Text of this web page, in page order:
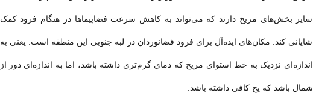
سایر بخش‌های مریخ دارند که می‌تواند به کاهش سرعت فضاپیماها در هنگام فرود کمک
شایانی کند. مکان‌های ایده‌آل برای فرود فضانوردان در لبه جنوبی این منطقه است. یعنی به
اندازه‌ای نزدیک به خط استوای مریخ که دمای گرم‌تری داشته باشد، اما به اندازه‌ای دور از
شمال باشد که یخ کافی داشته باشد.